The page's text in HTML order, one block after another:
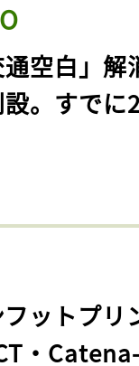
通空白」解
。すでに
フットプリ
・